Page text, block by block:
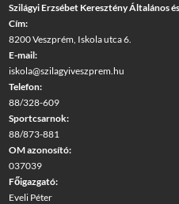
Szilágyi Erzsébet Keresztény Általános
Cím:
8200 Veszprém, Iskola utca 6.
E-mail:
iskola@szilagyiveszprem.hu
Telefon:
88/328-609
Sportcsarnok:
88/873-881
OM azonosító:
037039
Főigazgató:
Eveli Péter